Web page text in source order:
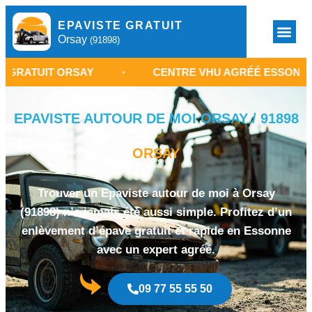
EPAVISTE GRATUIT
Orsay (91898)
ORSAY • CENTRE VHU AGRÉÉ ESSONNE •
EPAVISTE AUTOUR DE MOI ORSAY / 91898
ORSAY
Trouver un Epaviste autour de moi à Orsay
(91898) n’a jamais été aussi simple. Profitez d’un
enlèvement d’épave gratuit et rapide en Essonne
avec un expert agréé.
09 77 55 55 50